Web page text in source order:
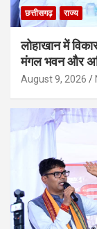
छत्तीसगढ़ राज्य
लोहाखान में
मंगल भवन और
August 9, 2026